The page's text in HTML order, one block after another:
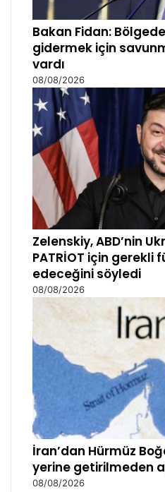
Bakan Fidan:
gidermek için
vardı
08/08/2026
Zelenskiy, ABD’nin
PATRİOT için gerekli
edeceğini söyledi
08/08/2026
İran’dan Hürmüz
yerine getirilmeden
08/08/2026